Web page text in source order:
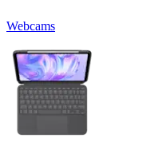
Webcams